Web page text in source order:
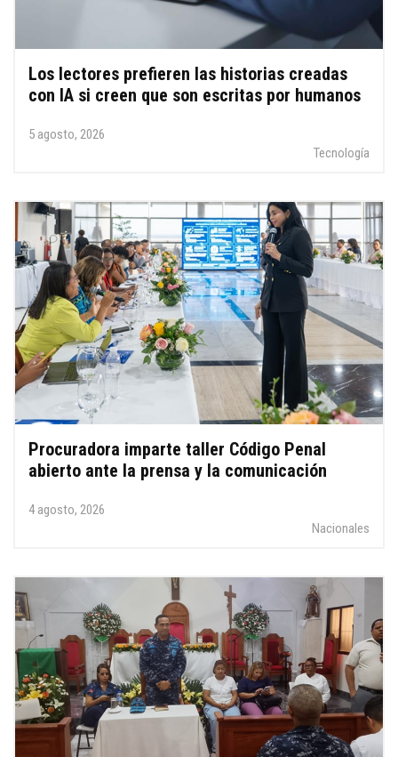
Los lectores prefieren las historias creadas
con IA si creen que son escritas por humanos
5 agosto, 2026
Tecnología
Procuradora imparte taller Código Penal
abierto ante la prensa y la comunicación
4 agosto, 2026
Nacionales